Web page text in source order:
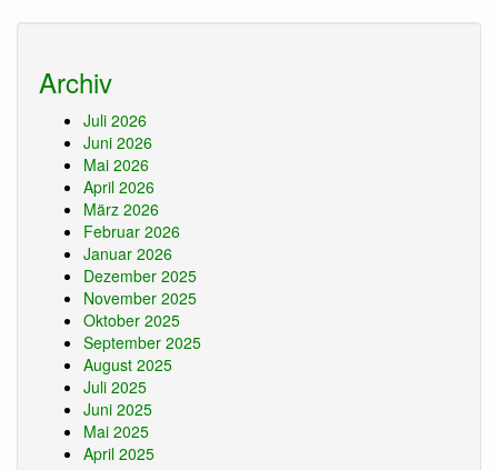
Archiv
Juli 2026
Juni 2026
Mai 2026
April 2026
März 2026
Februar 2026
Januar 2026
Dezember 2025
November 2025
Oktober 2025
September 2025
August 2025
Juli 2025
Juni 2025
Mai 2025
April 2025